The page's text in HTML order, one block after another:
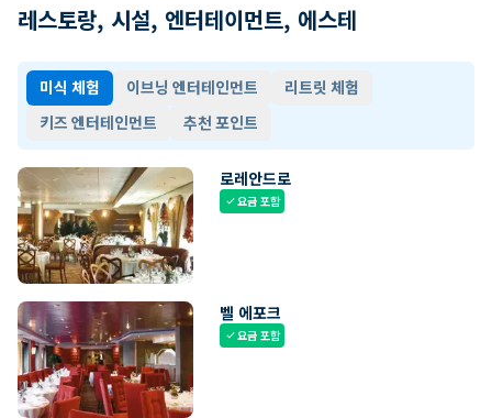
레스토랑, 시설, 엔터테이먼트, 에스테
미식 체험 이브닝 엔터테인먼트
리트릿 체험
키즈 엔터테인먼트
추천 포인트
로레안드로
check요금 포함
벨 에포크
check요금 포함